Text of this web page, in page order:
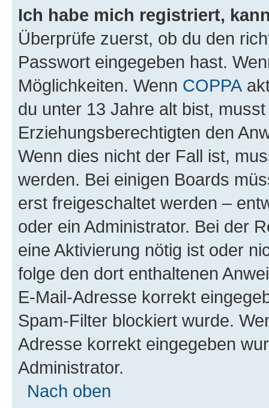
Ich habe mich registriert,
Überprüfe zuerst, ob du den
Passwort eingegeben hast.
Möglichkeiten. Wenn COPPA
du unter 13 Jahre alt bist,
Erziehungsberechtigten den
Wenn dies nicht der Fall ist,
werden. Bei einigen Boards
erst freigeschaltet werden –
oder ein Administrator. Bei der
eine Aktivierung nötig ist oder
folge den dort enthaltenen
E-Mail-Adresse korrekt
Spam-Filter blockiert wurde.
Adresse korrekt eingegeben
Administrator.
Nach oben